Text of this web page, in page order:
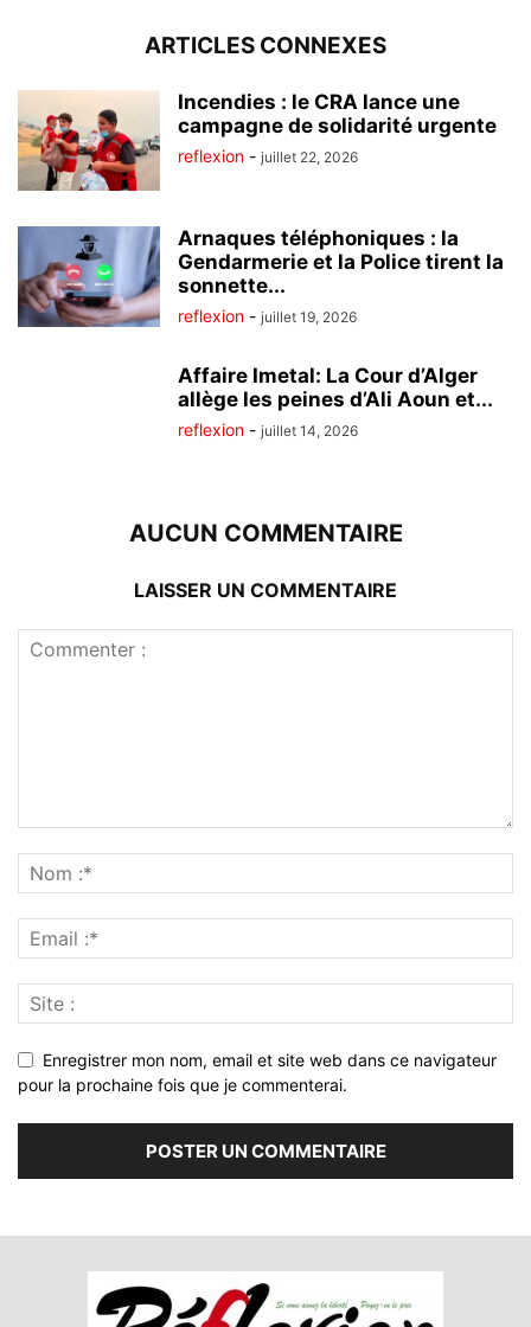
ARTICLES CONNEXES
Incendies : le CRA lance une
campagne de solidarité urgente
reflexion - juillet 22, 2026
Arnaques téléphoniques : la
Gendarmerie et la Police tirent la
sonnette...
reflexion - juillet 19, 2026
Affaire Imetal: La Cour d’Alger
allège les peines d’Ali Aoun et...
reflexion - juillet 14, 2026
AUCUN COMMENTAIRE
LAISSER UN COMMENTAIRE
Enregistrer mon nom, email et site web dans ce navigateur
pour la prochaine fois que je commenterai.